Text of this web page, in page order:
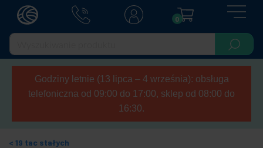
0
Godziny letnie (13 lipca – 4 września): obsługa
telefoniczna od 09:00 do 17:00, sklep od 08:00 do
16:30.
19 tac stałych